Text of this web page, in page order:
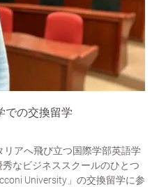
での交換留学
アへ飛び立つ国際学部英語学
なビジネススクールのひとつ
University」の交換留学に参